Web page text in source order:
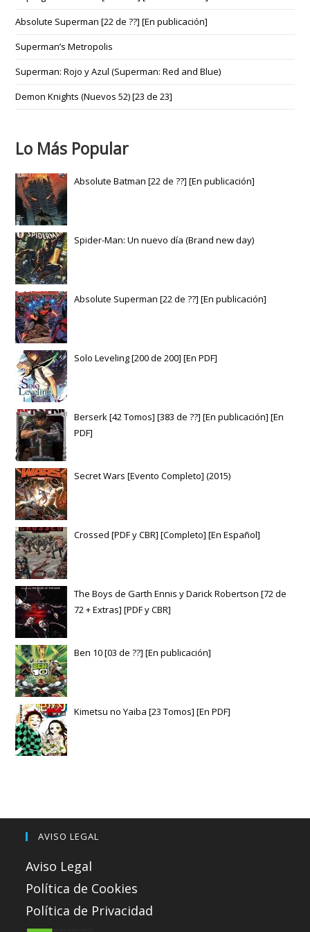
Absolute Superman [22 de ??] [En publicación]
Superman’s Metropolis
Superman: Rojo y Azul (Superman: Red and Blue)
Demon Knights (Nuevos 52) [23 de 23]
Lo Más Popular
Absolute Batman [22 de ??] [En publicación]
Spider-Man: Un nuevo día (Brand new day)
Absolute Superman [22 de ??] [En publicación]
Solo Leveling [200 de 200] [En PDF]
Berserk [42 Tomos] [383 de ??] [En publicación] [En
PDF]
Secret Wars [Evento Completo] (2015)
Crossed [PDF y CBR] [Completo] [En Español]
The Boys de Garth Ennis y Darick Robertson [72 de
72 + Extras] [PDF y CBR]
Ben 10 [03 de ??] [En publicación]
Kimetsu no Yaiba [23 Tomos] [En PDF]
AVISO LEGAL
Aviso Legal
Política de Cookies
Política de Privacidad